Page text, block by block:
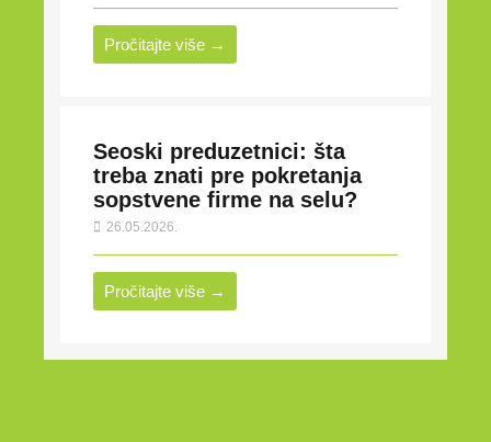
Pročitajte više →
Seoski preduzetnici: šta
treba znati pre pokretanja
sopstvene firme na selu?
26.05.2026.
Pročitajte više →